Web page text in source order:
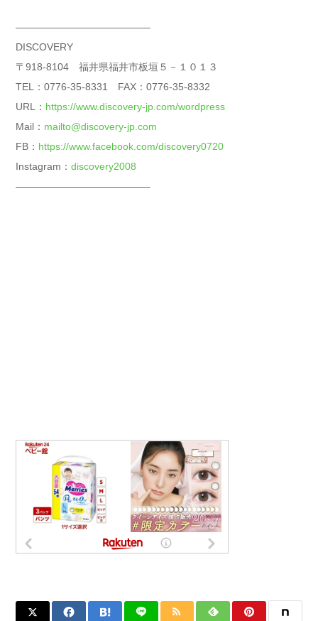
—————————————–
DISCOVERY
〒918-8104 福井県福井市板垣５－１０１３
TEL：0776-35-8331 FAX：0776-35-8332
URL： https://www.discovery-jp.com/wordpress
Mail： mailto@discovery-jp.com
FB： https://www.facebook.com/discovery0720
Instagram： discovery2008
—————————————–